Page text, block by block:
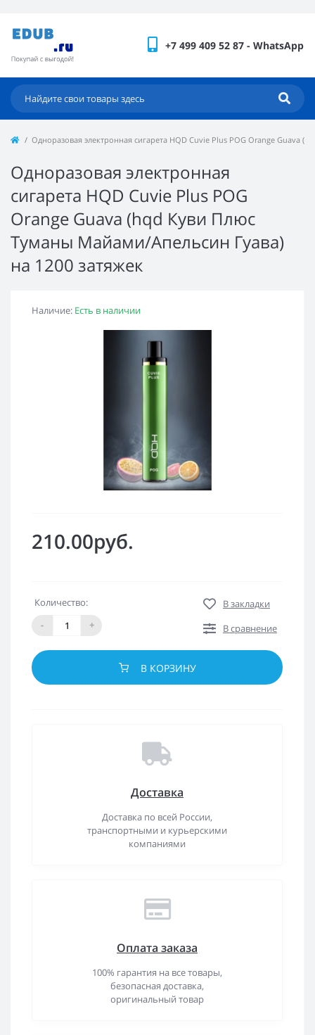
+7 499 409 52 87 - WhatsApp
Одноразовая электронная сигарета HQD Cuvie Plus POG Orange Guava
Одноразовая электронная
сигарета HQD Cuvie Plus POG
Orange Guava (hqd Куви Плюс
Туманы Майами/Апельсин Гуава)
на 1200 затяжек
Наличие: Есть в наличии
210.00руб.
Количество:
-
+
В закладки
В сравнение
В КОРЗИНУ
Доставка
Доставка по всей России,
транспортными и курьерскими
компаниями
Оплата заказа
100% гарантия на все товары,
безопасная доставка,
оригинальный товар